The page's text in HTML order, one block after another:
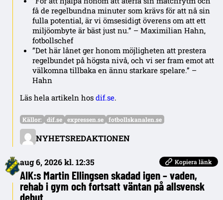
få de regelbundna minuter som krävs för att nå sin
fulla potential, är vi ömsesidigt överens om att ett
miljöombyte är bäst just nu.” – Maximilian Hahn,
fotbollschef
”Det här lånet ger honom möjligheten att prestera
regelbundet på högsta nivå, och vi ser fram emot att
välkomna tillbaka en ännu starkare spelare.” –
Hahn
Läs hela artikeln hos dif.se.
NYHETSREDAKTIONEN
Källor: dif.se expressen.se fotbollskanalen.se
aug 6, 2026 kl. 12:35 Kopiera länk
AIK:s Martin Ellingsen skadad igen – vaden,
rehab i gym och fortsatt väntan på allsvensk